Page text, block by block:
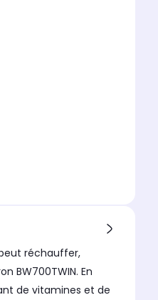
réchauffer,
BW700TWIN. En
de vitamines et de